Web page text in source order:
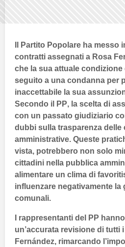
Partito Popolare ha messo
contratti assegnati a Rosa
che la sua attuale condizione
seguito a una condanna per
inaccettabile la sua
Secondo il
PP, la scelta di
con un passato giudiziario
dubbi sulla trasparenza delle
amministrative. Queste
vista, potrebbero non solo
cittadini nella pubblica
alimentare un clima di
influenzare negativamente la
comunali.
I rappresentanti del PP
un’accurata revisione di tutti
Fernández, rimarcando